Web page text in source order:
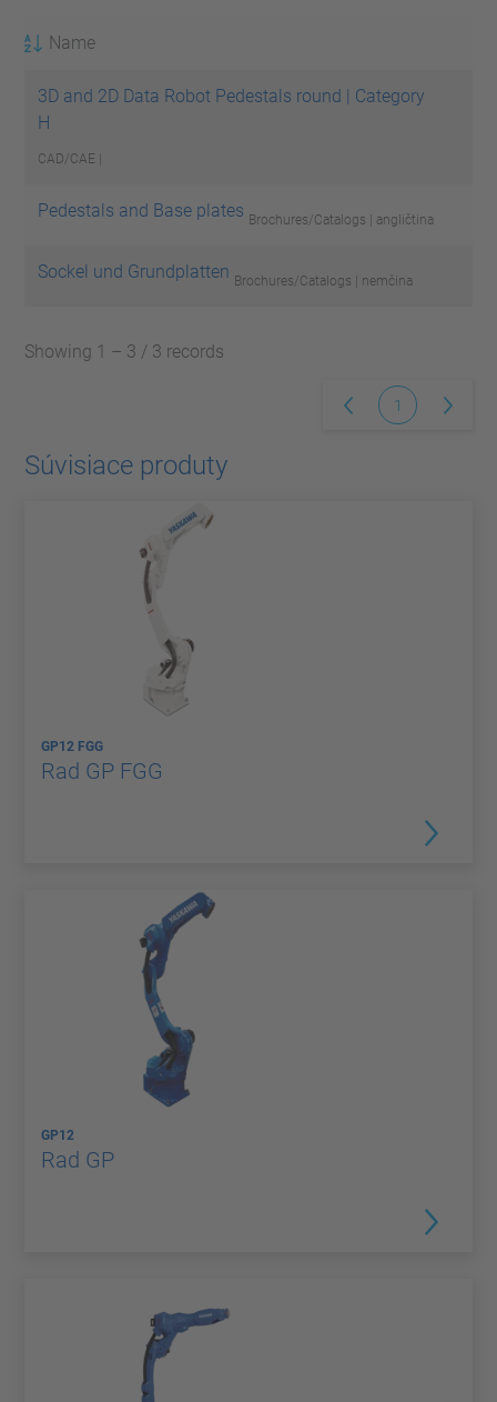
Name
3D and 2D Data Robot Pedestals round | Category
H
CAD/CAE |
Pedestals and Base plates Brochures/Catalogs | angličtina
Sockel und Grundplatten Brochures/Catalogs | nemčina
Showing 1 – 3 / 3 records
1
Súvisiace produty
GP12 FGG
Rad GP FGG
GP12
Rad GP